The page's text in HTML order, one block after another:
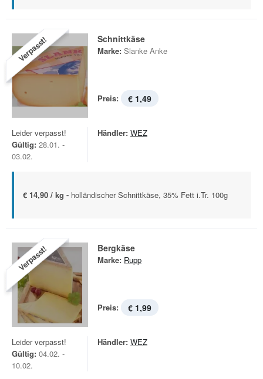
Verpasst! Schnittkäse
Marke: Slanke Anke
Preis: € 1,49
Leider verpasst!
Gültig: 28.01. -
03.02.
Händler: WEZ
€ 14,90 / kg - holländischer Schnittkäse, 35% Fett i.Tr. 100g
Verpasst! Bergkäse
Marke: Rupp
Preis: € 1,99
Leider verpasst!
Gültig: 04.02. -
10.02.
Händler: WEZ